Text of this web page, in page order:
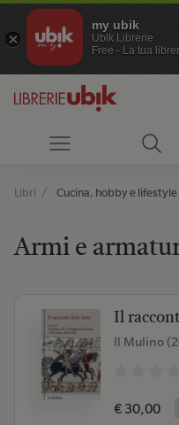
my ubik
Ubik Librerie
Free - La tua
Libri Cucina, hobby e lifestyle
Armi e
Il
Il Mulino
€ 30,00